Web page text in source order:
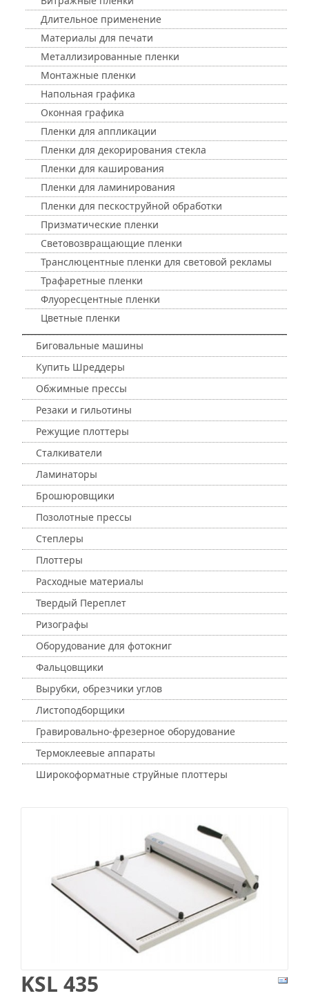
Длительное применение
Материалы для печати
Металлизированные пленки
Монтажные пленки
Напольная графика
Оконная графика
Пленки для аппликации
Пленки для декорирования стекла
Пленки для каширования
Пленки для ламинирования
Пленки для пескоструйной обработки
Призматические пленки
Световозвращающие пленки
Транслюцентные пленки для световой рекламы
Трафаретные пленки
Флуоресцентные пленки
Цветные пленки
Биговальные машины
Купить Шреддеры
Обжимные прессы
Резаки и гильотины
Режущие плоттеры
Сталкиватели
Ламинаторы
Брошюровщики
Позолотные прессы
Степлеры
Плоттеры
Расходные материалы
Твердый Переплет
Ризографы
Оборудование для фотокниг
Фальцовщики
Вырубки, обрезчики углов
Листоподборщики
Гравировально-фрезерное оборудование
Термоклеевые аппараты
Широкоформатные струйные плоттеры
KSL 435